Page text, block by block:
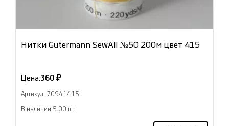
Нитки Gutermann SewAll №50 200м цвет 415
Цена:360 ₽
Артикул: 70941415
В наличии 5.00 шт